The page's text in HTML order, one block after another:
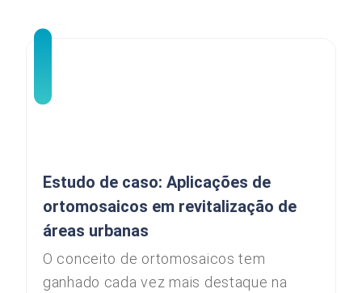
Estudo de caso: Aplicações de
ortomosaicos em revitalização de
áreas urbanas
O conceito de ortomosaicos tem
ganhado cada vez mais destaque na